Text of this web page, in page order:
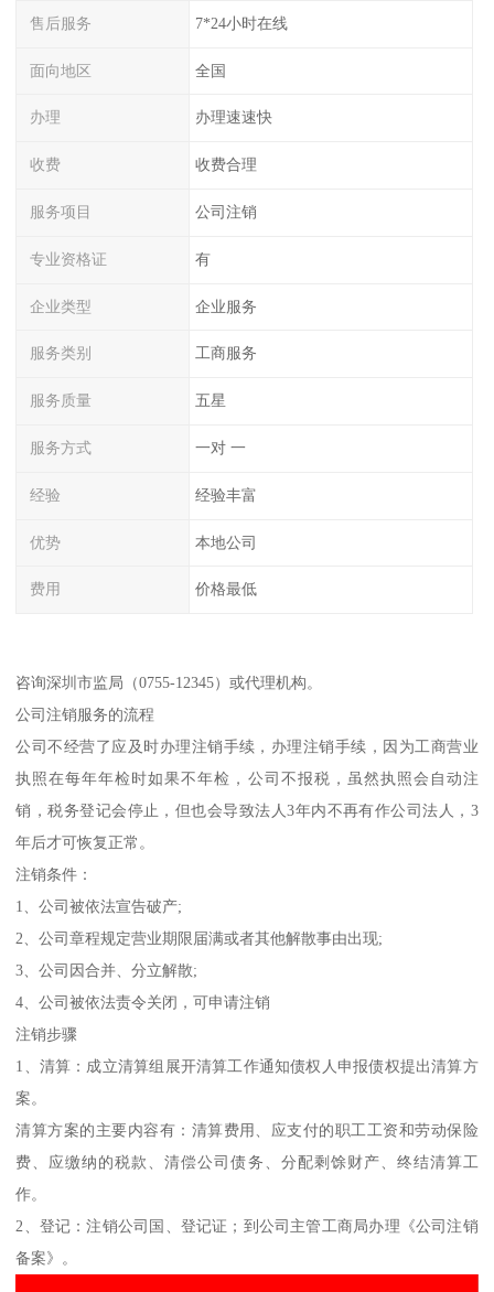
售后服务 7*24小时在线
面向地区 全国
办理 办理速速快
收费 收费合理
服务项目 公司注销
专业资格证 有
企业类型 企业服务
服务类别 工商服务
服务质量 五星
服务方式 一对 一
经验 经验丰富
优势 本地公司
费用 价格最低
咨询深圳市监局（0755-12345）或代理机构。
公司注销服务的流程
公司不经营了应及时办理注销手续，办理注销手续，因为工商营业
执照在每年年检时如果不年检，公司不报税，虽然执照会自动注
销，税务登记会停止，但也会导致法人3年内不再有作公司法人，3
年后才可恢复正常。
注销条件：
1、公司被依法宣告破产;
2、公司章程规定营业期限届满或者其他解散事由出现;
3、公司因合并、分立解散;
4、公司被依法责令关闭，可申请注销
注销步骤
1、清算：成立清算组展开清算工作通知债权人申报债权提出清算方
案。
清算方案的主要内容有：清算费用、应支付的职工工资和劳动保险
费、应缴纳的税款、清偿公司债务、分配剩馀财产、终结清算工
作。
2、登记：注销公司国、登记证；到公司主管工商局办理《公司注销
备案》。